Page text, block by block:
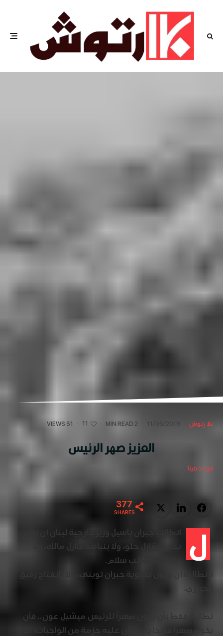
بلا رتوش 2 MIN READ
·
11
·
51 VIEWS
العزيز صهر الرئيس
مرصد مينا
Facebook
LinkedIn
Twitter
377
SHARES
ل
انطالب جبران باسيل وزير خارجية لبنان أن يكون
بحجم شارل حلو، ولا بنباهة شارل مالك، ولا
بمناقبية صائب سلام.
لانطالبه أن يكون بحيوية جبران تويني، ولا بانفتاح رفيق
الحريري.
نطالبه فقط بأن يكون صهراً للرئيس ميشيل عون.. فأن
يكون صهراً فهذا يعني أن عليه حزمة من الواجبات، من